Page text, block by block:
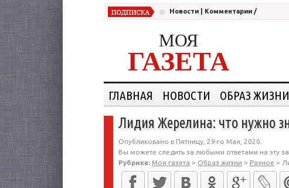
Новости Комментарии /
МОЯ
ГАЗЕТА
ГЛАВНАЯ НОВОСТИ ОБРАЗ ЖИЗНИ
Лидия Жерелина: что нужно
Опубликовано в Пятницу, 29-го Мая, 2020.
Вы можете следить за любыми ответами на эту
Рубрика: Моя газета > Образ жизни > Разное >